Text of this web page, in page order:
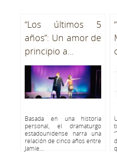
“Los últimos 5
años”: Un amor de
principio a...
Basada en una historia
personal, el dramaturgo
estadounidense narra una
relación de cinco años entre
Jamie...